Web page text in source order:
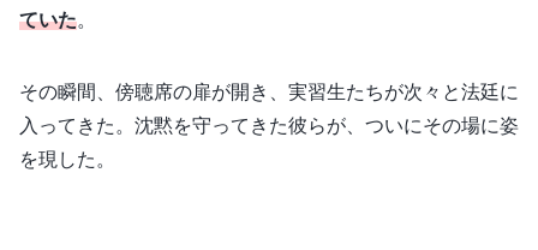
ていた。
その瞬間、傍聴席の扉が開き、実習生たちが次々と法廷に
入ってきた。沈黙を守ってきた彼らが、ついにその場に姿
を現した。